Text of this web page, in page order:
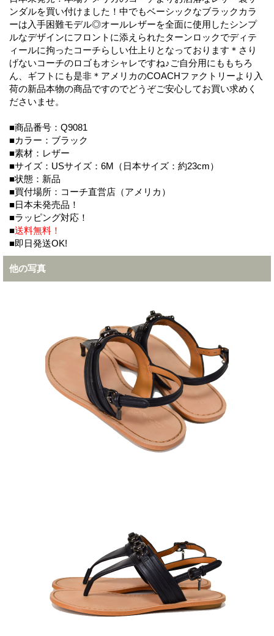
ンダルを買い付けました！中でもベーシックなブラックカラ
ーは入手困難モデル◎オールレザーを全面に使用したシンプ
ルなデザインにフロントに添えられたターンロックでディテ
ィールに拘ったコーチらしい仕上りとなっております＊さり
げないコーチのロゴもオシャレですね♪ご自分用にももちろ
ん、ギフトにも是非＊アメリカのCOACHファクトリーより入
荷の新品本物の商品ですのでどうぞご安心してお買い求めく
ださいませ。
■商品番号：Q9081
■カラー：ブラック
■素材：レザー
■サイズ：USサイズ：6M（日本サイズ：約23cm）
■状態：新品
■買付場所：コーチ直営店（アメリカ）
■日本未発売品！
■ラッピング対応！
■送料無料！
■即日発送OK!
他の写真